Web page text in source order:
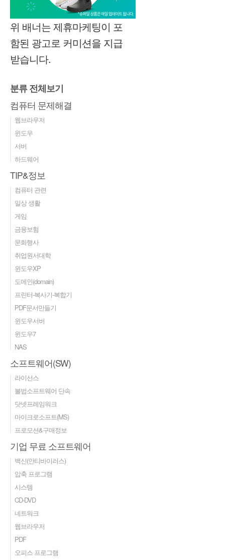
위 배너는 제휴마케팅이 포
함된 광고로 커미션을 지급
받습니다.
분류 전체보기
컴퓨터 문제해결
웹브라우저
윈도우
서버
하드웨어
TIP&정보
컴퓨터 관련
일상 생활
게임
금융보험
문화행사
취업원서대학
윈도우XP
도메인(domain)
프린터-복사기-복합기
PDF문서만들기
윈도우서버
윈도우7
NAS
소프트웨어(SW)
라이선스
불법소프트웨어 단속
닷넷프레임워크
마이크로소프트(MS)
프로모션&구매정보
기업 무료 소프트웨어
백신(안티바이러스)
압축 프로그램
시스템
CD-DVD
네트워크
웹브라우저
PDF
오피스 프로그램